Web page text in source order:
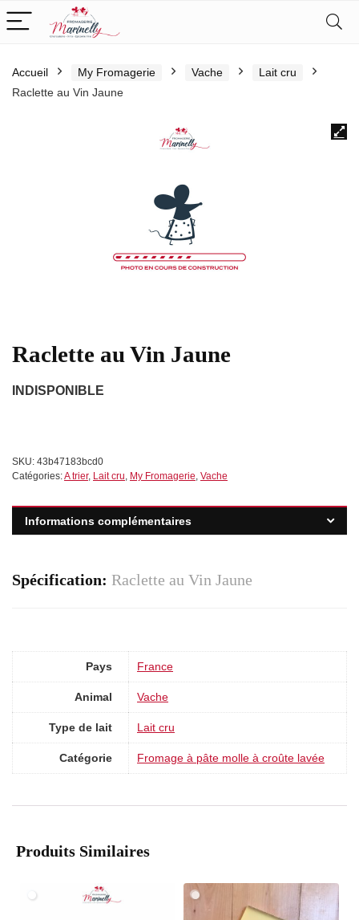
Accueil My Fromagerie Vache
Lait cru
Raclette au Vin Jaune
Raclette au Vin Jaune
INDISPONIBLE
SKU: 43b47183bcd0
Catégories:A trier, Lait cru, My Fromagerie, Vache
Informations complémentaires
Spécification: Raclette au Vin Jaune
Pays France
Animal Vache
Type de lait Lait cru
Catégorie Fromage à pâte molle à croûte lavée
Produits Similaires